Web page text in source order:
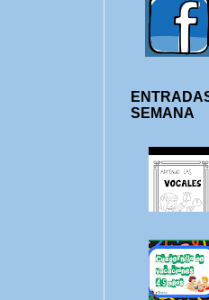
SEMANA